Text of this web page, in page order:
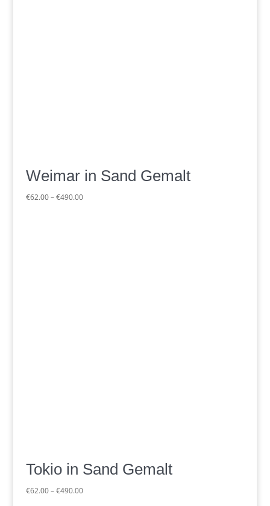
Weimar in Sand Gemalt
€62.00 –€490.00Preisspanne:
Tokio in Sand Gemalt
€62.00 –€490.00Preisspanne: